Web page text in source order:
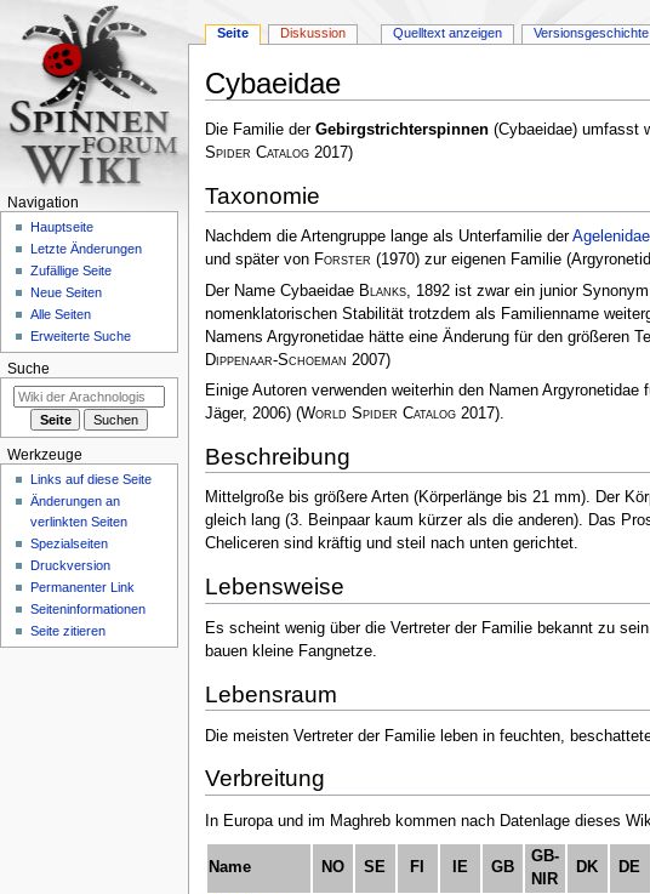
Cybaeidae
Zur
Navigation
Zur
Suche
Die Familie der Gebirgstrichterspinnen(Cybaeidae) umfasst
Spider Catalog2017)
Taxonomie
Nachdem die Artengruppe lange als Unterfamilie derAgelenidae
und später von Forster (1970) zur eigenen Familie
Der Name Cybaeidae Blanks, 1892 ist zwar ein junior
nomenklatorischen Stabilität trotzdem als Familienname
Namens Argyronetidae hätte eine Änderung für den größeren
Dippenaar-Schoeman 2007)
Einige Autoren verwenden weiterhin den Namen
Jäger, 2006) (World Spider Catalog2017).
Beschreibung
Mittelgroße bis größere Arten (Körperlänge bis 21 mm). Der
gleich lang (3. Beinpaar kaum kürzer als die anderen). Das
Cheliceren sind kräftig und steil nach unten gerichtet.
Lebensweise
Es scheint wenig über die Vertreter der Familie bekannt zu
bauen kleine Fangnetze.
Lebensraum
Die meisten Vertreter der Familie leben in feuchten,
Verbreitung
In Europa und im Maghreb kommen nach Datenlage dieses
Name NO SE FI IE GB
GB-
NIR
DK DE
Seite Diskussion Quelltext anzeigen Versionsgeschichte
Navigation
Hauptseite
Letzte Änderungen
Zufällige Seite
Neue Seiten
Alle Seiten
Erweiterte Suche
Suche
Werkzeuge
Links auf diese Seite
Änderungen an
verlinkten Seiten
Spezialseiten
Druckversion
Permanenter Link
Seiten­­informationen
Seite zitieren